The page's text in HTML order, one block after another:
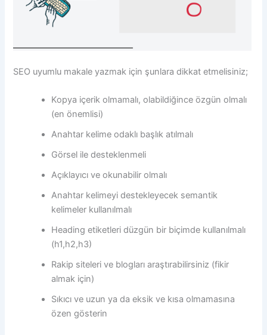
SEO uyumlu makale yazmak için şunlara dikkat etmelisiniz;
Kopya içerik olmamalı, olabildiğince özgün olmalı
(en önemlisi)
Anahtar kelime odaklı başlık atılmalı
Görsel ile desteklenmeli
Açıklayıcı ve okunabilir olmalı
Anahtar kelimeyi destekleyecek semantik
kelimeler kullanılmalı
Heading etiketleri düzgün bir biçimde kullanılmalı
(h1,h2,h3)
Rakip siteleri ve blogları araştırabilirsiniz (fikir
almak için)
Sıkıcı ve uzun ya da eksik ve kısa olmamasına
özen gösterin